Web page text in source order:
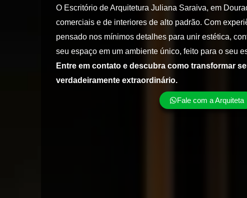
O Escritório de Arquitetura Juliana Saraiva, em
comerciais e de interiores de alto padrão. Com
pensado nos mínimos detalhes para unir estética,
seu espaço em um ambiente único, feito para o seu
Entre em contato e descubra como transformar
verdadeiramente extraordinário.
Fale com a Arquiteta